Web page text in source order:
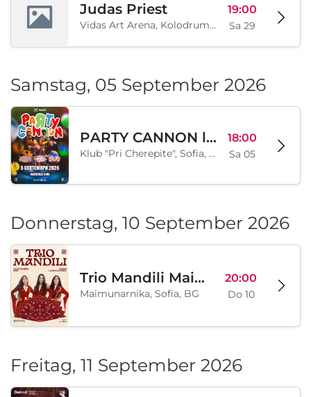
Judas Priest
Vidas Art Arena, Kolodrum, Borisova gradina, Sofia, BG
19:00
Sa 29
Samstag, 05 September 2026
PARTY CANNON live in Sofia
Klub "Pri Cherepite", Sofia, BG
18:00
Sa 05
Donnerstag, 10 September 2026
Trio Mandili Maimunarnika- Sofia
Maimunarnika, Sofia, BG
20:00
Do 10
Freitag, 11 September 2026